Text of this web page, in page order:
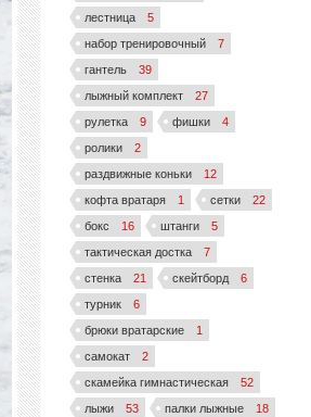
лестница
5
набор тренировочный
7
гантель
39
лыжный комплект
27
рулетка
9 фишки
4
ролики
2
раздвижные коньки
12
кофта вратаря
1 сетки
22
бокс
16 штанги
5
тактическая достка
7
стенка
21 скейтборд
6
турник
6
брюки вратарские
1
самокат
2
скамейка гимнастическая
52
лыжи
53 палки лыжные
18